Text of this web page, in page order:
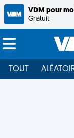
VDM pour
Gratuit
TOUT